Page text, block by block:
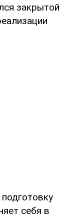
закрытой
себя в